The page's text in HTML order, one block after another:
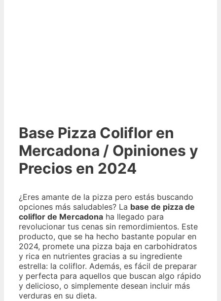
Base Pizza Coliflor en
Mercadona / Opiniones y
Precios en 2024
¿Eres amante de la pizza pero estás buscando
opciones más saludables? La base de pizza de
coliflor de Mercadona ha llegado para
revolucionar tus cenas sin remordimientos. Este
producto, que se ha hecho bastante popular en
2024, promete una pizza baja en carbohidratos
y rica en nutrientes gracias a su ingrediente
estrella: la coliflor. Además, es fácil de preparar
y perfecta para aquellos que buscan algo rápido
y delicioso, o simplemente desean incluir más
verduras en su dieta.